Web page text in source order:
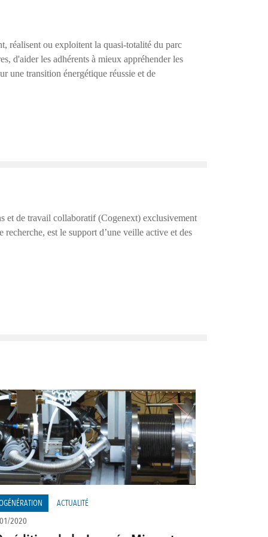
réalisent ou exploitent la quasi-totalité du parc
d'aider les adhérents à mieux appréhender les
une transition énergétique réussie et de
et de travail collaboratif (Cogenext) exclusivement
est le support d’une veille active et des
ACTUALITÉ
2020